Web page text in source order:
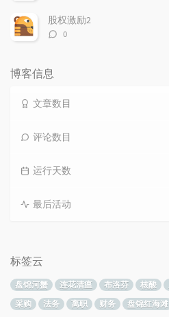
数：
股权激励2
评
0
博客信息
文章数目
评论数目
运行天数
最后活动
标签云
盘锦河蟹 连花清瘟 布洛芬 核酸
采购
法务 离职 财务 盘锦红海滩